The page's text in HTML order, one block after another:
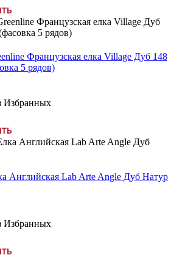
Французская елка Village Дуб 148
5 рядов)
Избранных
Английская Lab Arte Angle Дуб Натур
Избранных